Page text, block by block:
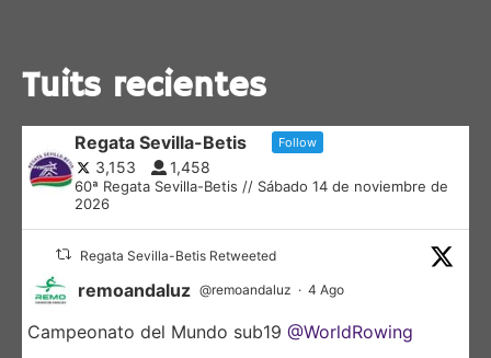
Tuits recientes
Regata Sevilla-Betis Follow
3,153 1,458
60ª Regata Sevilla-Betis // Sábado 14 de noviembre de
2026
Regata Sevilla-Betis Retweeted
remoandaluz @remoandaluz · 4 Ago
Campeonato del Mundo sub19 @WorldRowing